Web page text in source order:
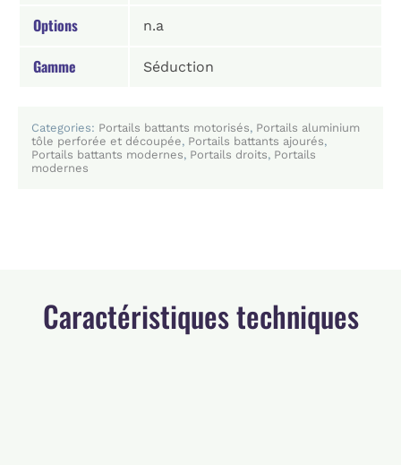
Options n.a
Gamme Séduction
Categories: Portails battants motorisés, Portails aluminium
tôle perforée et découpée, Portails battants ajourés,
Portails battants modernes, Portails droits, Portails
modernes
Caractéristiques techniques